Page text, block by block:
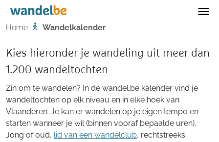
Home
Home Wandelkalender
Kies hieronder je wandeling uit meer dan
1.200 wandeltochten
Zin om te wandelen? In de wandel.be kalender vind je
wandeltochten op elk niveau en in elke hoek van
Vlaanderen. Je kan er wandelen op je eigen tempo en
starten wanneer je wil (binnen vooraf bepaalde uren).
Jong of oud, lid van een wandelclub, rechtstreeks